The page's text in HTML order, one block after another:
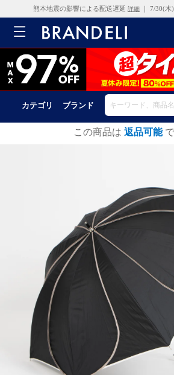
熊本地震の影響による配送遅延 詳細 ｜ 7/30(
カテゴリ ブランド
この商品は 返品可能